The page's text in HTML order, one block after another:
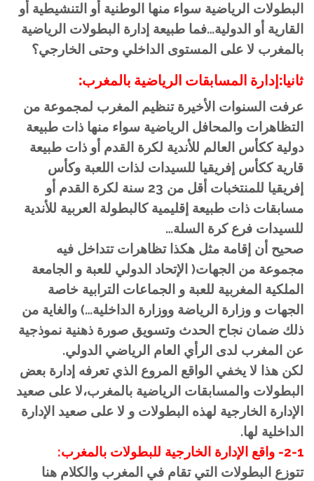
البطولات الرياضية سواء منها الوطنية أو التنشيطية أو
القارية أو الدولية…فما طبيعة إدارة البطولات الرياضية
بالمغرب لا على المستوى الداخلي وحتى الخارجي؟
ثانيا:إدارة المسابقات الرياضية بالمغرب:
عرفت السنوات الأخيرة تنظيم المغرب لمجموعة من
التظاهرات والمحافل الرياضية سواء منها ذات طبيعة
دولية ككأس العالم للأندية لكرة القدم أو ذات طبيعة
قارية ككأس إفريقيا للسيدات لذات اللعبة وكأس
إفريقيا للمنتخبات أقل من 23 سنة لكرة القدم أو
مسابقات ذات طبيعة إقليمية كالبطولة العربية للأندية
للسيدات فرع كرة السلة…
صحيح أن إقامة مثل هكذا تظاهرات تتداخل فيه
مجموعة من الجهات( الإتحاد الدولي للعبة و الجامعة
الملكية المغربية للعبة و الجماعات الترابية خاصة
الجهات و وزارة الرياضة ووزارة الداخلية…) والغاية من
ذلك ضمان نجاح الحدث وتسويق صورة ذهنية نموذجية
عن المغرب لدى الرأي العام الرياضي الدولي.
لكن هذا لا يخفي الواقع المروع الذي تعرفه إدارة بعض
البطولات والمسابقات الرياضية بالمغرب،لا على صعيد
الإدارة الخارجية لهذه البطولات و لا على صعيد الإدارة
الداخلية لها.
2-1- واقع الإدارة الخارجية للبطولات بالمغرب:
تتوزع البطولات التي تقام في المغرب والكلام هنا